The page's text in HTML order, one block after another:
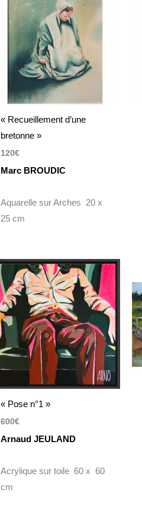
« Recueillement d’une
bretonne »
120€
Marc BROUDIC
Aquarelle sur Arches 20 x
25 cm
« Pose n°1 »
600€
Arnaud JEULAND
Acrylique sur toile 60 x 60
cm